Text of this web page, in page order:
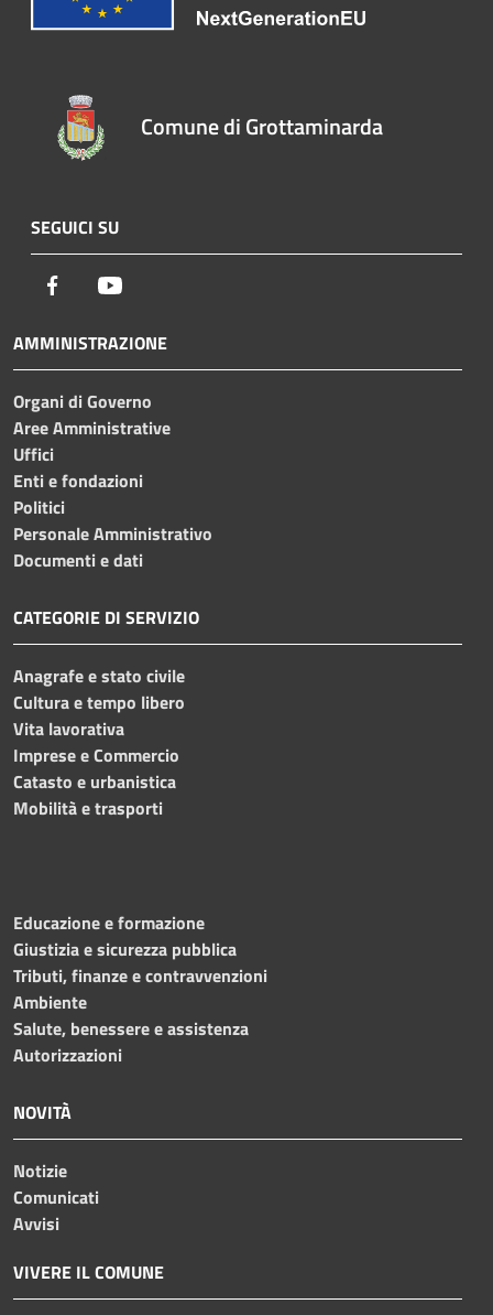
Comune di Grottaminarda
SEGUICI SU
Facebook
AMMINISTRAZIONE
Organi di Governo
Aree Amministrative
Uffici
Enti e fondazioni
Politici
Personale Amministrativo
Documenti e dati
CATEGORIE DI SERVIZIO
Anagrafe e stato civile
Cultura e tempo libero
Vita lavorativa
Imprese e Commercio
Catasto e urbanistica
Mobilità e trasporti
Educazione e formazione
Giustizia e sicurezza pubblica
Tributi, finanze e contravvenzioni
Ambiente
Salute, benessere e assistenza
Autorizzazioni
NOVITÀ
Notizie
Comunicati
Avvisi
VIVERE IL COMUNE